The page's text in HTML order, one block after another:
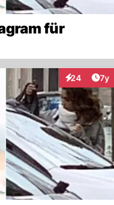
für
24
Interaktionen
7y